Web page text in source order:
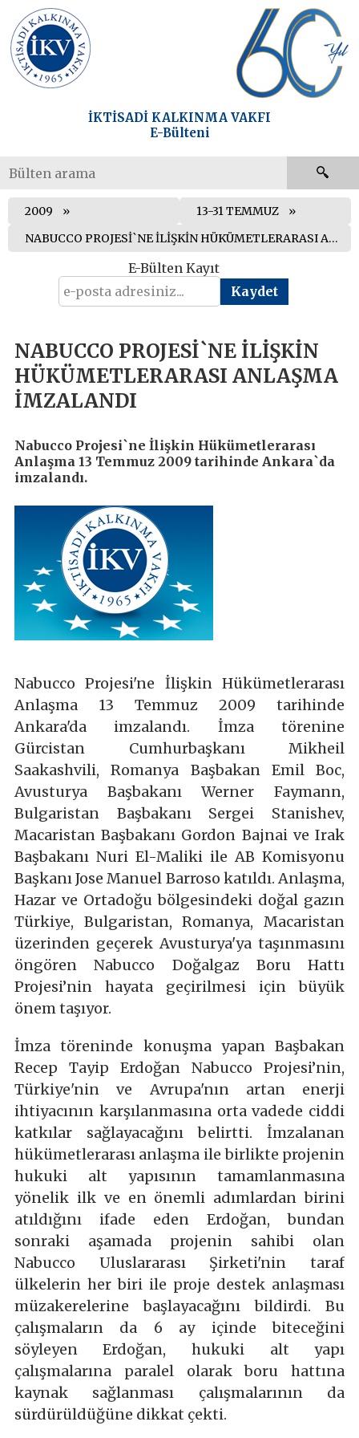
İKTİSADİ KALKINMA VAKFI
E-Bülteni
2009
13-31 TEMMUZ
NABUCCO PROJESİ`NE İLİŞKİN HÜKÜMETLERARASI ANLAŞMA İMZALANDI
E-Bülten Kayıt
NABUCCO PROJESİ`NE İLİŞKİN
HÜKÜMETLERARASI ANLAŞMA
İMZALANDI
Nabucco Projesi`ne İlişkin Hükümetlerarası
Anlaşma 13 Temmuz 2009 tarihinde Ankara`da
imzalandı.
Nabucco Projesi'ne İlişkin Hükümetlerarası
Anlaşma 13 Temmuz 2009 tarihinde
Ankara'da imzalandı. İmza törenine
Gürcistan Cumhurbaşkanı Mikheil
Saakashvili, Romanya Başbakan Emil Boc,
Avusturya Başbakanı Werner Faymann,
Bulgaristan Başbakanı Sergei Stanishev,
Macaristan Başbakanı Gordon Bajnai ve Irak
Başbakanı Nuri El-Maliki ile AB Komisyonu
Başkanı Jose Manuel Barroso katıldı. Anlaşma,
Hazar ve Ortadoğu bölgesindeki doğal gazın
Türkiye, Bulgaristan, Romanya, Macaristan
üzerinden geçerek Avusturya'ya taşınmasını
öngören Nabucco Doğalgaz Boru Hattı
Projesi’nin hayata geçirilmesi için büyük
önem taşıyor.
İmza töreninde konuşma yapan Başbakan
Recep Tayip Erdoğan Nabucco Projesi’nin,
Türkiye'nin ve Avrupa'nın artan enerji
ihtiyacının karşılanmasına orta vadede ciddi
katkılar sağlayacağını belirtti. İmzalanan
hükümetlerarası anlaşma ile birlikte projenin
hukuki alt yapısının tamamlanmasına
yönelik ilk ve en önemli adımlardan birini
atıldığını ifade eden Erdoğan, bundan
sonraki aşamada projenin sahibi olan
Nabucco Uluslararası Şirketi'nin taraf
ülkelerin her biri ile proje destek anlaşması
müzakerelerine başlayacağını bildirdi. Bu
çalışmaların da 6 ay içinde biteceğini
söyleyen Erdoğan, hukuki alt yapı
çalışmalarına paralel olarak boru hattına
kaynak sağlanması çalışmalarının da
sürdürüldüğüne dikkat çekti.